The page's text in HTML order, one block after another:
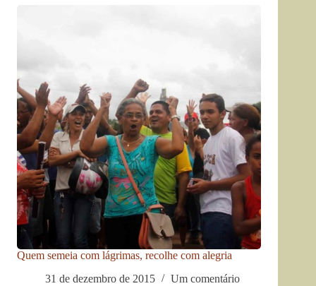
Quem semeia com lágrimas, recolhe com alegria
31 de dezembro de 2015
Um comentário